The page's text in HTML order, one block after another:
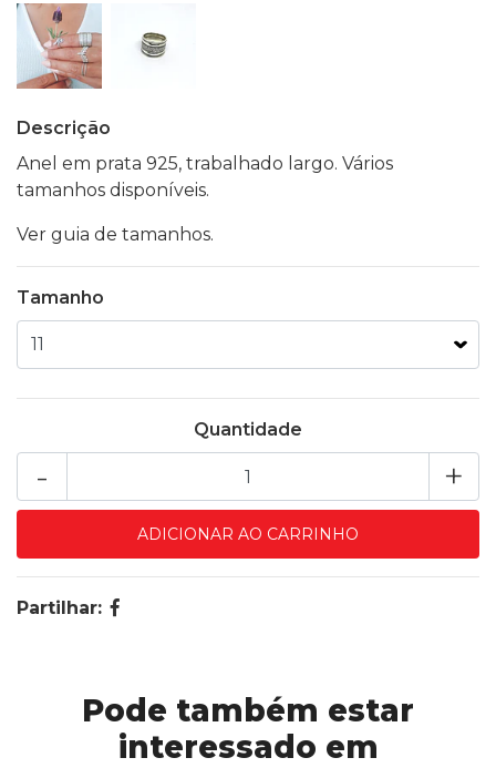
Descrição
Anel em prata 925, trabalhado largo. Vários
tamanhos disponíveis.
Ver guia de tamanhos.
Tamanho
Quantidade
+
-
Partilhar:
Pode também estar
interessado em